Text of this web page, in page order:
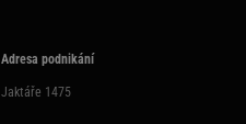
Adresa podnikání
Jaktáře 1475